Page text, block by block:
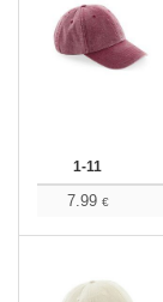
1-11
7.99 €